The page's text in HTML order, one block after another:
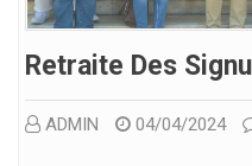
Retraite Des
ADMIN 04/04/2024